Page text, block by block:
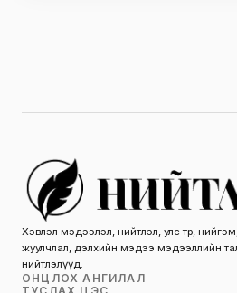
Хэвлэл мэдээлэл, нийтлэл, улс төр,
жуулчлал, дэлхийн мэдээ мэдээллийн
нийтлэлүүд.
ОНЦЛОХ АНГИЛАЛ